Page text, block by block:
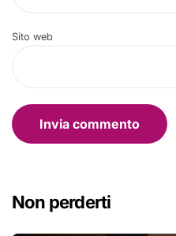
Sito web
Non perderti